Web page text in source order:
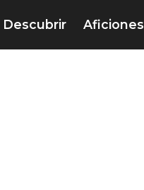
Descubrir Aficiones